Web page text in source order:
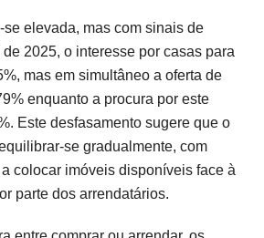
se elevada, mas com sinais de
2025, o interesse por casas para
mas em simultâneo a oferta de
enquanto a procura por este
Este desfasamento sugere que o
se gradualmente, com
colocar imóveis disponíveis face à
parte dos arrendatários.